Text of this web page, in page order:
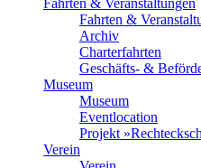
Fahrten & Veranstaltungen
Fahrten &
Archiv
Charterfahrten
Geschäfts- &
Museum
Museum
Eventlocation
Projekt
Verein